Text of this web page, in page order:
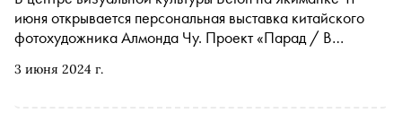
3 июня 2024 г.
июня открывается персональная выставка китайского
фотохудожника Алмонда Чу. Проект «Парад / В
посвящен симбиозу технопрогресса и современного